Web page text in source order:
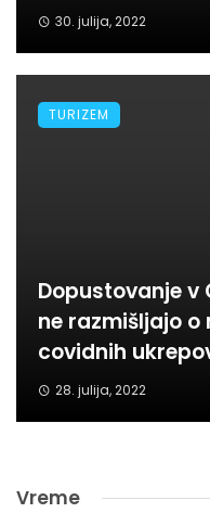
30. julija, 2022
Dopustovanje v
ne razmišljajo o
covidnih
28. julija, 2022
TURIZEM
Vreme